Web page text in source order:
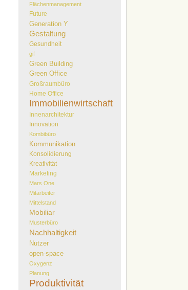
Flächenmanagement
Future
Generation Y
Gestaltung
Gesundheit
gif
Green Building
Green Office
Großraumbüro
Home Office
Immobilienwirtschaft
Innenarchitektur
Innovation
Kombibüro
Kommunikation
Konsolidierung
Kreativität
Marketing
Mars One
Mitarbeiter
Mittelstand
Mobiliar
Musterbüro
Nachhaltigkeit
Nutzer
open-space
Oxygenz
Planung
Produktivität